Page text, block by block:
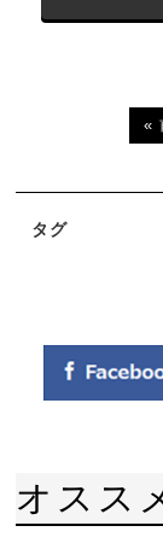
«
タグ
オスス